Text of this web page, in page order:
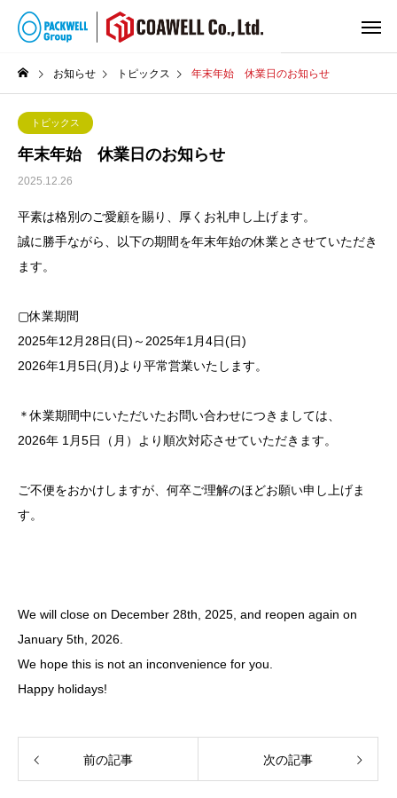
お知らせ トピックス 年末年始 休業日のお知らせ
トピックス
年末年始 休業日のお知らせ
2025.12.26
平素は格別のご愛顧を賜り、厚くお礼申し上げます。
誠に勝手ながら、以下の期間を年末年始の休業とさせていただき
ます。
▢休業期間
2025年12 月 28日(日) ～ 2025年1 月4日(日)
2026年1 月5日(月)より平常営業いたします。
＊休業期間中にいただいたお問い合わせにつきましては、
2026年 1 月5日（月）より順次対応させていただきます。
ご不便をおかけしますが、何卒ご理解のほどお願い申し上げま
す。
We will close on December 28th, 2025, and reopen again on
January 5th, 2026.
We hope this is not an inconvenience for you.
Happy holidays!
前の記事 次の記事